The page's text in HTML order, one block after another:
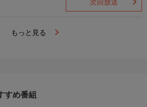
次回放送
もっと見る
すめ番組